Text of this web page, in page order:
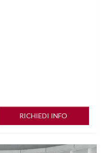
RICHIEDI INFO